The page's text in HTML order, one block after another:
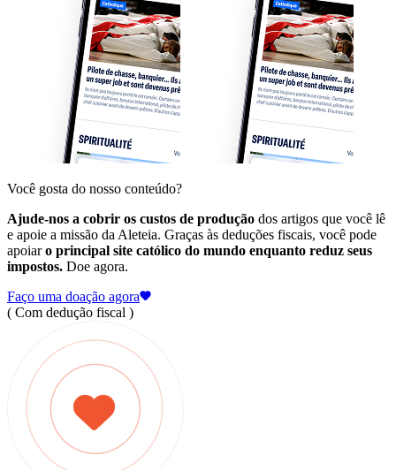
Você gosta do nosso conteúdo?
Ajude-nos a cobrir os custos de produção dos artigos que você lê
e apoie a missão da Aleteia. Graças às deduções fiscais, você pode
apoiaro principal site católico do mundo enquanto reduz seus
impostos. Doe agora.
Faço uma doação agora
( Com dedução fiscal )